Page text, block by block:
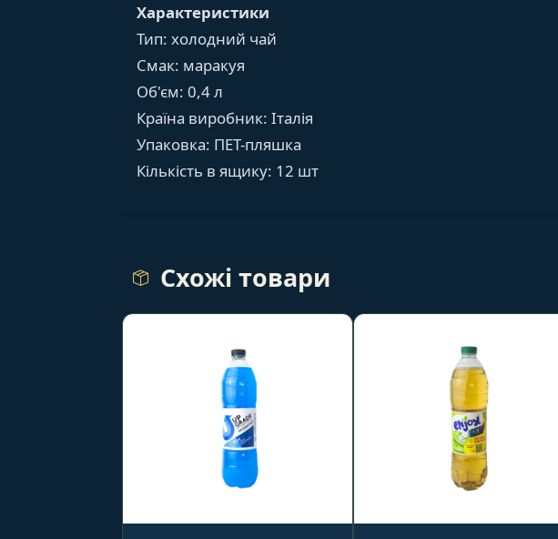
Характеристики
Тип: холодний чай
Смак: маракуя
Об'єм: 0,4 л
Країна виробник: Італія
Упаковка: ПЕТ-пляшка
Кількість в ящику: 12 шт
Схожі товари